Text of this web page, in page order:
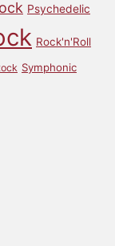
Psychedelic
Rock'n'Roll
Symphonic